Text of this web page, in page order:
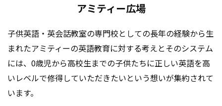
アミティー広場
子供英語・英会話教室の専門校としての長年の経験から生
まれたアミティーの英語教育に対する考えとそのシステム
には、 0歳児から高校生までの子供たちに正しい英語を高
いレベルで修得していただきたいという想いが集約されて
います。